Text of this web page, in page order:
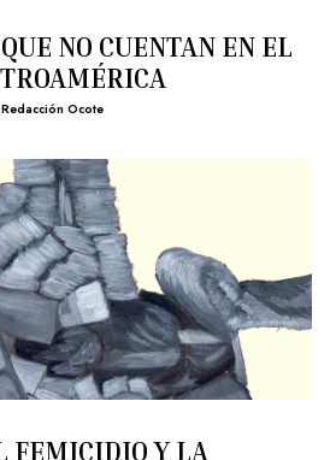
NO CUENTAN EN EL
Redacción Ocote
FEMICIDIO Y LA